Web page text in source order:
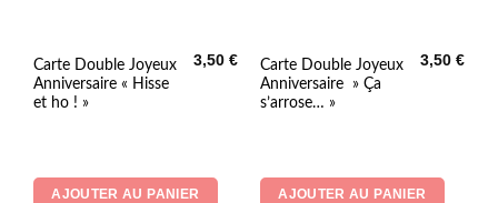
Carte Double Joyeux
Anniversaire « Hisse
et ho ! »
3,50€
AJOUTER AU PANIER
Carte Double Joyeux
Anniversaire » Ça
s’arrose… »
3,50€
AJOUTER AU PANIER